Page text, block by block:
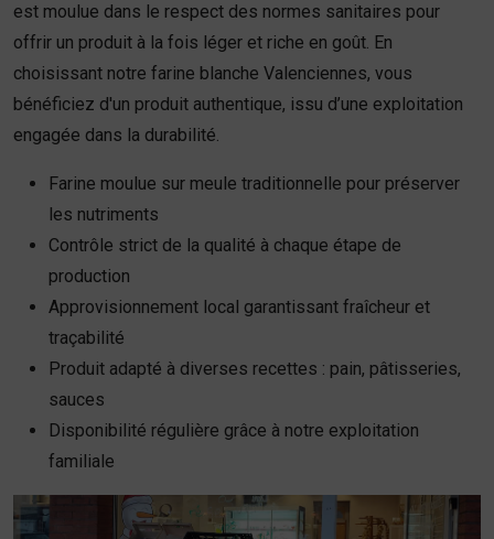
est moulue dans le respect des normes sanitaires pour
offrir un produit à la fois léger et riche en goût. En
choisissant notre farine blanche Valenciennes, vous
bénéficiez d'un produit authentique, issu d’une exploitation
engagée dans la durabilité.
Farine moulue sur meule traditionnelle pour préserver
les nutriments
Contrôle strict de la qualité à chaque étape de
production
Approvisionnement local garantissant fraîcheur et
traçabilité
Produit adapté à diverses recettes : pain, pâtisseries,
sauces
Disponibilité régulière grâce à notre exploitation
familiale